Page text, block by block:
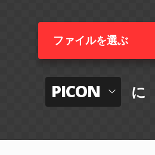
ファイルを選ぶ
PICON に